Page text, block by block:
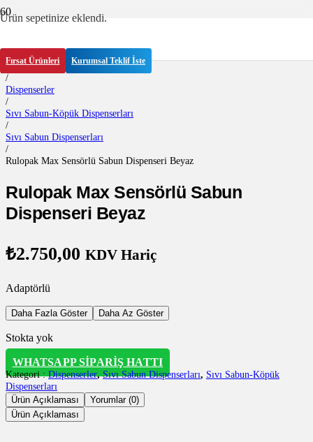
Ürün sepetinize eklendi.
Fırsat Ürünleri Kurumsal Teklif İste
Temizlik Gereçleri
/
Dispenserler
/
Sıvı Sabun-Köpük Dispenserları
/
Sıvı Sabun Dispenserları
/
Rulopak Max Sensörlü Sabun Dispenseri Beyaz
Rulopak Max Sensörlü Sabun
Dispenseri Beyaz
₺2.750,00 KDV Hariç
Adaptörlü
Daha Fazla Göster Daha Az Göster
Stokta yok
WHATSAPP SIPARIŞ HATTI
Kategori :Dispenserler,Sıvı Sabun Dispenserları, Sıvı Sabun-Köpük
Dispenserları
Ürün Açıklaması
Yorumlar (0)
Ürün Açıklaması